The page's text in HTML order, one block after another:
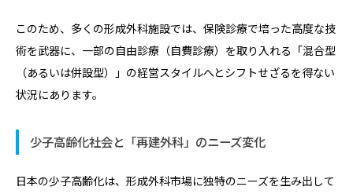
このため、多くの形成外科施設では、保険診療で培った高度な技
術を武器に、一部の自由診療（自費診療）を取り入れる「混合型
（あるいは併設型）」の経営スタイルへとシフトせざるを得ない
状況にあります。
少子高齢化社会と「再建外科」のニーズ変化
日本の少子高齢化は、形成外科市場に独特のニーズを生み出して